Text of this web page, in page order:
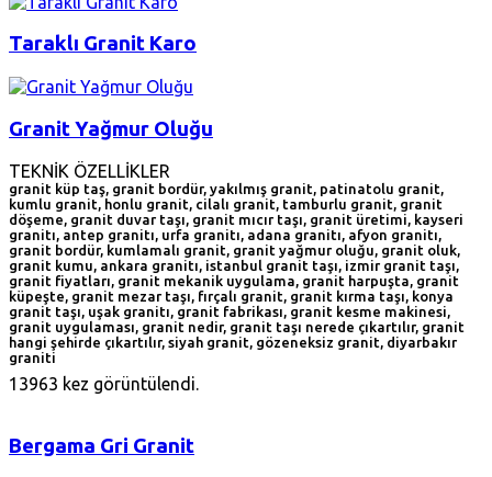
Taraklı Granit Karo
Granit Yağmur Oluğu
TEKNİK ÖZELLİKLER
granit küp taş, granit bordür, yakılmış granit, patinatolu granit,
kumlu granit, honlu granit, cilalı granit, tamburlu granit, granit
döşeme, granit duvar taşı, granit mıcır taşı, granit üretimi, kayseri
granitı, antep granitı, urfa granitı, adana granitı, afyon granitı,
granit bordür, kumlamalı granit, granit yağmur oluğu, granit oluk,
granit kumu, ankara granitı, istanbul granit taşı, izmir granit taşı,
granit fiyatları, granit mekanik uygulama, granit harpuşta, granit
küpeşte, granit mezar taşı, fırçalı granit, granit kırma taşı, konya
granit taşı, uşak granitı, granit fabrikası, granit kesme makinesi,
granit uygulaması, granit nedir, granit taşı nerede çıkartılır, granit
hangi şehirde çıkartılır, siyah granit, gözeneksiz granit, diyarbakır
graniti
13963 kez görüntülendi.
Bergama Gri Granit